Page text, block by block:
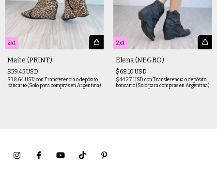
2x1
Maite (PRINT)
$59.45 USD
$38.64 USD conTransferencia o depósito
bancario (Solo para compras en Argentina)
2x1
Elena (NEGRO)
$68.10 USD
$44.27 USD conTransferencia o depósito
bancario (Solo para compras en Argentina)